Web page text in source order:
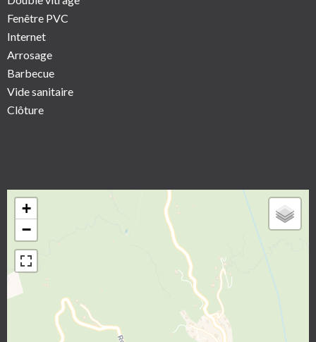
Fenêtre PVC
Internet
Arrosage
Barbecue
Vide sanitaire
Clôture
+
−